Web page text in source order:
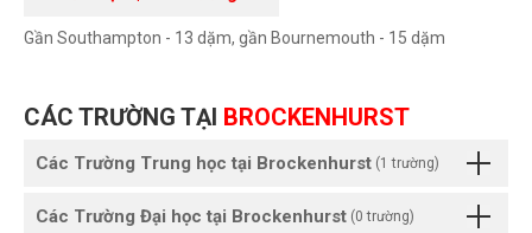
Gần Southampton - 13 dặm, gần Bournemouth - 15 dặm
CÁC TRƯỜNG TẠI BROCKENHURST
Các Trường Trung học tại Brockenhurst (1 trường)
Các Trường Đại học tại Brockenhurst (0 trường)